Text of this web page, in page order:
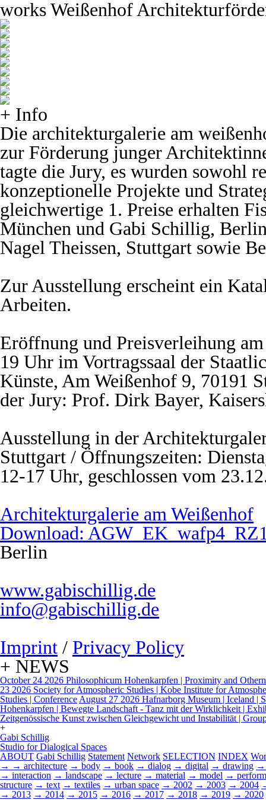
worksWeißenhof
+ Info
Die architekturgalerie am
zur Förderung junger
tagte die Jury, es wurden sowohl
konzeptionelle Projekte und
gleichwertige 1. Preise erhalten
München und Gabi Schillig,
Nagel Theissen, Stuttgart sowie
Zur Ausstellung erscheint ein
Arbeiten.
Eröffnung und Preisverleihung
19 Uhr im Vortragssaal der
Künste, Am Weißenhof 9, 70191
der Jury: Prof. Dirk Bayer,
Ausstellung in der
Stuttgart / Öffnungszeiten:
12-17 Uhr, geschlossen vom
Architekturgalerie am Weißenhof
Download:
Berlin
www.gabischillig.de
info@gabischillig.de
Imprint / Privacy Policy
+ NEWS
October 24 2026 Philosophicum Hohenkarpfen | Proximity and
23 2026 Society for Atmospheric Studies | Kobe Institute for
Studies | Conference August 27 2026 Hafnarborg Museum | Iceland |
Hohenkarpfen | Bewegte Landschaft - Tanz mit der Wirklichkeit |
Zeitgenössische Kunst zwischen Gleichgewicht und Instabilität |
+
Gabi Schillig
Studio for Dialogical Spaces
ABOUT Gabi Schillig Statement Network SELECTION INDEX
→ → architecture → body → book → dialog → digital → drawing →
→ interaction → landscape → lecture → material → model →
structure → text → textiles → urban space → 2002 → 2003 → 2004
→ 2013 → 2014 → 2015 → 2016 → 2017 → 2018 → 2019 → 2020